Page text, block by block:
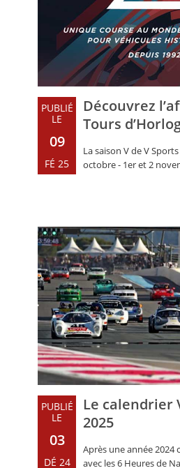
PUBLIÉ
LE
09
FÉ 25
Découvrez
Tours
La saison V de V
octobre - 1er et 2
19ème édition des 2
PUBLIÉ
LE
03
DÉ 24
Le calendrier
2025
Après une année 2024
avec les 6 Heures de